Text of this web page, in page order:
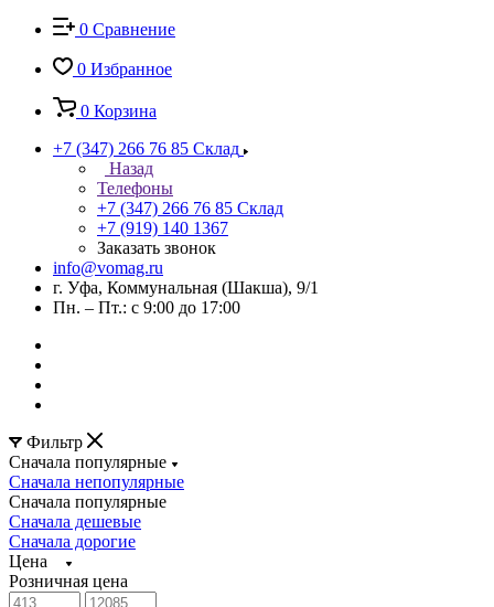
0 Сравнение
0 Избранное
0 Корзина
+7 (347) 266 76 85 Склад
Назад
Телефоны
+7 (347) 266 76 85 Склад
+7 (919) 140 1367
Заказать звонок
info@vomag.ru
г. Уфа, Коммунальная (Шакша), 9/1
Пн. – Пт.: с 9:00 до 17:00
Фильтр
Сначала популярные
Сначала непопулярные
Сначала популярные
Сначала дешевые
Сначала дорогие
Цена
Розничная цена